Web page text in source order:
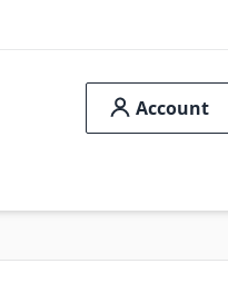
Account